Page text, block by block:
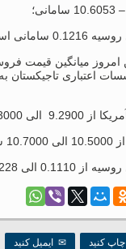
امروز میانگین قیمت
اعتباری تاجیکستان
چاپ کنید ✉ ایمیل کنید